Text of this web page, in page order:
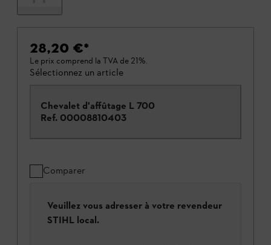
28,20 €*
Le prix comprend la TVA de 21%.
Sélectionnez un article
Chevalet d'affûtage L 700
Ref. 00008810403
Comparer
Veuillez vous adresser à votre revendeur
STIHL local.